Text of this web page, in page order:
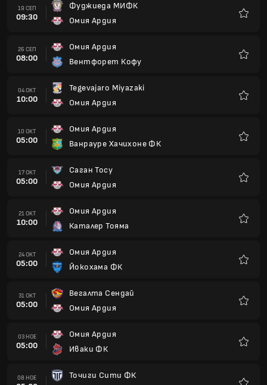
19 СЕП
09:30
Фуджиеда МИФК
Омия Ардия
26 СЕП
08:00
Омия Ардия
Вентфорет Кофу
04 ОКТ
10:00
Tegevajaro Miyazaki
Омия Ардия
10 ОКТ
05:00
Омия Ардия
Ванрауре Хачихоне ФК
17 ОКТ
05:00
Саган Тосу
Омия Ардия
21 ОКТ
10:00
Омия Ардия
Каталер Тояма
24 ОКТ
05:00
Омия Ардия
Йокохама ФК
31 ОКТ
05:00
Вегалта Сендай
Омия Ардия
03 НОЕ
05:00
Омия Ардия
Иваки ФК
08 НОЕ
Точиги Сити ФК